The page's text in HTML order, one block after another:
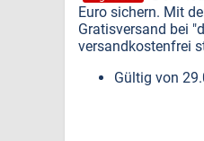
Euro sichern. Mit
Gratisversand bei
versandkostenfrei
Gültig von